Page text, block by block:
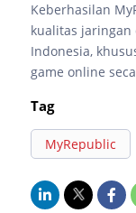
Keberhasilan
kualitas
Indonesia,
game online
Tag
MyRepublic